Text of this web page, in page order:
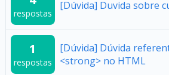
respostas
[Dúvida] Duvida sobre
1
respostas
[Dúvida] Dúvida
<strong> no HTML